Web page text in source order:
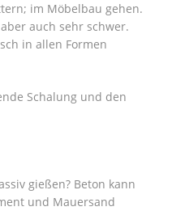
im Möbelbau gehen.
auch sehr schwer.
in allen Formen
Schalung und den
gießen? Beton kann
und Mauersand